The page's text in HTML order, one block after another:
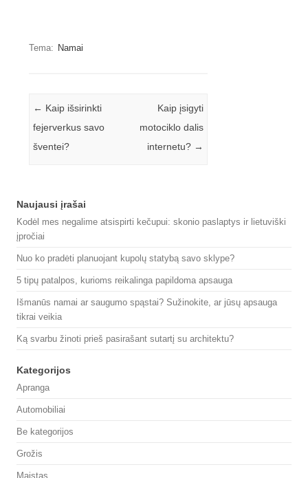
Tema: Namai
Įrašo navigacija
← Kaip išsirinkti
fejerverkus savo
šventei?
Kaip įsigyti
motociklo dalis
internetu? →
Naujausi įrašai
Kodėl mes negalime atsispirti kečupui: skonio paslaptys ir lietuviški
įpročiai
Nuo ko pradėti planuojant kupolų statybą savo sklype?
5 tipų patalpos, kurioms reikalinga papildoma apsauga
Išmanūs namai ar saugumo spąstai? Sužinokite, ar jūsų apsauga
tikrai veikia
Ką svarbu žinoti prieš pasirašant sutartį su architektu?
Kategorijos
Apranga
Automobiliai
Be kategorijos
Grožis
Maistas